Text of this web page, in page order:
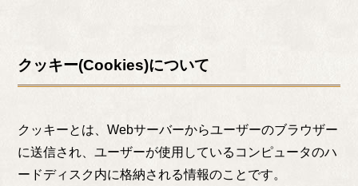
クッキー(Cookies)について
クッキーとは、Webサーバーからユーザーのブラウザー
に送信され、ユーザーが使用しているコンピュータのハ
ードディスク内に格納される情報のことです。